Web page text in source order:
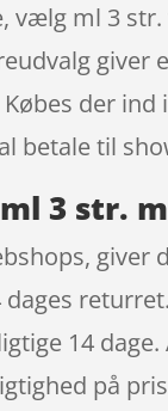
ml 3
giver
der
betale til
3 str.
14
på